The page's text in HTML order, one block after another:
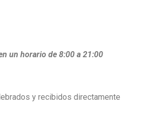
un horario de 8:00 a 21:00
y recibidos directamente